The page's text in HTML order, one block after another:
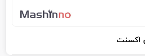
اکسنت